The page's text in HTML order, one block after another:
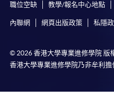
職位空缺 教學/報名中心地點
內聯網 網頁出版政策 私隱
© 2026 香港大學專業進修學院 版
香港大學專業進修學院乃非牟利擔